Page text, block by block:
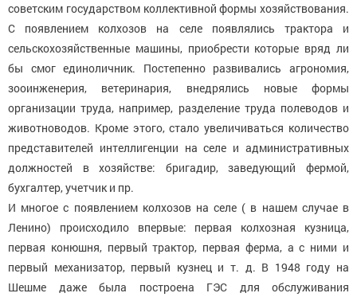
советским государством коллективной формы хозяйствования.
С появлением колхозов на селе появлялись трактора и
сельскохозяйственные машины, приобрести которые вряд ли
бы смог единоличник. Постепенно развивались агрономия,
зооинженерия, ветеринария, внедрялись новые формы
организации труда, например, разделение труда полеводов и
животноводов. Кроме этого, стало увеличиваться количество
представителей интеллигенции на селе и административных
должностей в хозяйстве: бригадир, заведующий фермой,
бухгалтер, учетчик и пр.
И многое с появлением колхозов на селе ( в нашем случае в
Ленино) происходило впервые: первая колхозная кузница,
первая конюшня, первый трактор, первая ферма, а с ними и
первый механизатор, первый кузнец и т. д. В 1948 году на
Шешме даже была построена ГЭС для обслуживания